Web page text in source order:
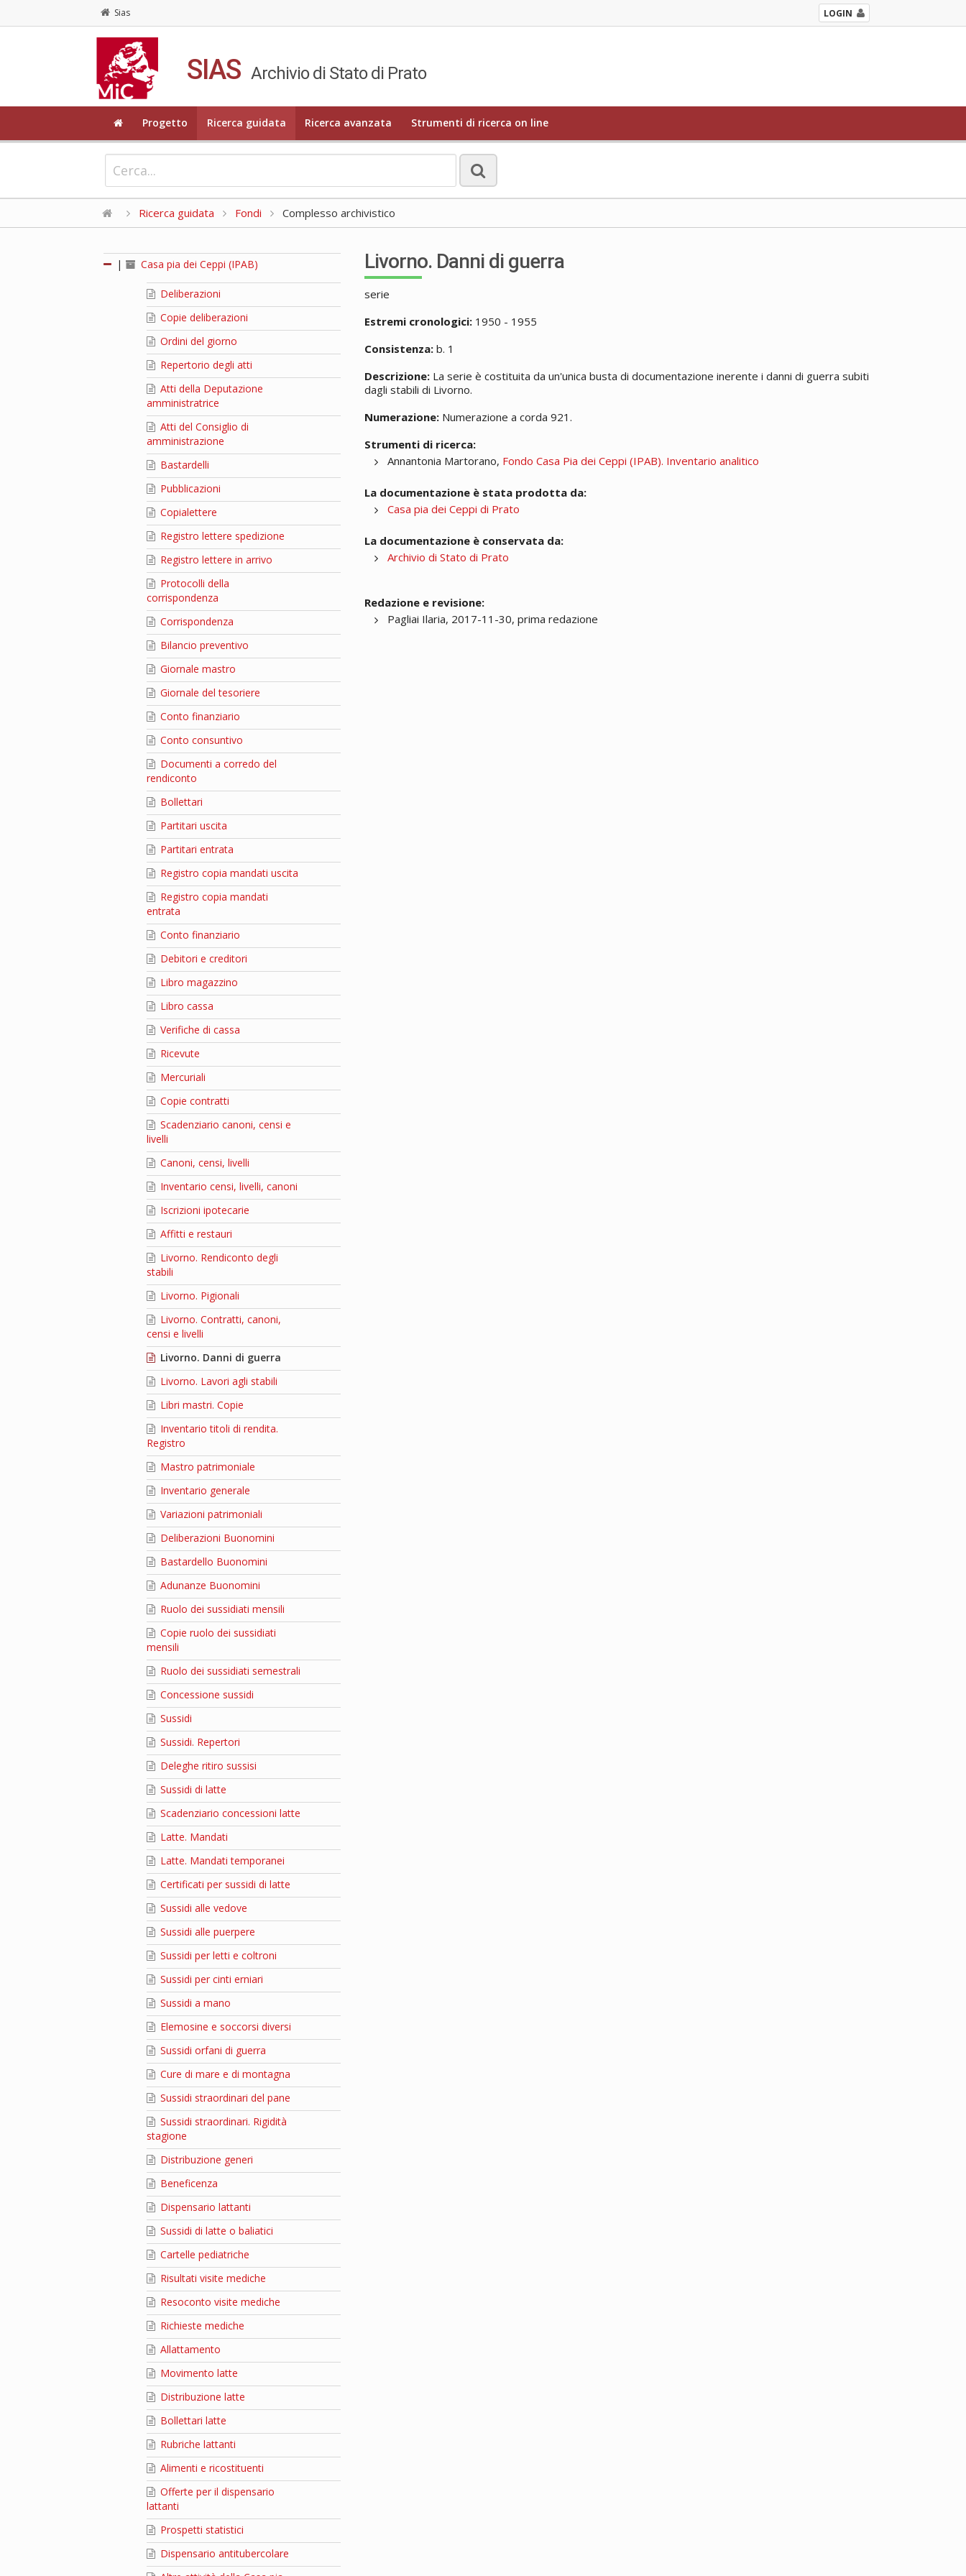
Sias LOGIN
SIAS Archivio di Stato di Prato
Progetto Ricerca guidata Ricerca avanzata Strumenti di ricerca on line
Ricerca guidata Fondi Complesso archivistico
| Casa pia dei Ceppi (IPAB)
Deliberazioni
Copie deliberazioni
Ordini del giorno
Repertorio degli atti
Atti della Deputazione
amministratrice
Atti del Consiglio di
amministrazione
Bastardelli
Pubblicazioni
Copialettere
Registro lettere spedizione
Registro lettere in arrivo
Protocolli della
corrispondenza
Corrispondenza
Bilancio preventivo
Giornale mastro
Giornale del tesoriere
Conto finanziario
Conto consuntivo
Documenti a corredo del
rendiconto
Bollettari
Partitari uscita
Partitari entrata
Registro copia mandati uscita
Registro copia mandati
entrata
Conto finanziario
Debitori e creditori
Libro magazzino
Libro cassa
Verifiche di cassa
Ricevute
Mercuriali
Copie contratti
Scadenziario canoni, censi e
livelli
Canoni, censi, livelli
Inventario censi, livelli, canoni
Iscrizioni ipotecarie
Affitti e restauri
Livorno. Rendiconto degli
stabili
Livorno. Pigionali
Livorno. Contratti, canoni,
censi e livelli
Livorno. Danni di guerra
Livorno. Lavori agli stabili
Libri mastri. Copie
Inventario titoli di rendita.
Registro
Mastro patrimoniale
Inventario generale
Variazioni patrimoniali
Deliberazioni Buonomini
Bastardello Buonomini
Adunanze Buonomini
Ruolo dei sussidiati mensili
Copie ruolo dei sussidiati
mensili
Ruolo dei sussidiati semestrali
Concessione sussidi
Sussidi
Sussidi. Repertori
Deleghe ritiro sussisi
Sussidi di latte
Scadenziario concessioni latte
Latte. Mandati
Latte. Mandati temporanei
Certificati per sussidi di latte
Sussidi alle vedove
Sussidi alle puerpere
Sussidi per letti e coltroni
Sussidi per cinti erniari
Sussidi a mano
Elemosine e soccorsi diversi
Sussidi orfani di guerra
Cure di mare e di montagna
Sussidi straordinari del pane
Sussidi straordinari. Rigidità
stagione
Distribuzione generi
Beneficenza
Dispensario lattanti
Sussidi di latte o baliatici
Cartelle pediatriche
Risultati visite mediche
Resoconto visite mediche
Richieste mediche
Allattamento
Movimento latte
Distribuzione latte
Bollettari latte
Rubriche lattanti
Alimenti e ricostituenti
Offerte per il dispensario
lattanti
Prospetti statistici
Dispensario antitubercolare
Livorno. Danni di guerra
serie
Estremi cronologici: 1950 - 1955
Consistenza: b. 1
Descrizione: La serie è costituita da un'unica busta di documentazione inerente i danni di guerra subiti
dagli stabili di Livorno.
Numerazione: Numerazione a corda 921.
Strumenti di ricerca:
Annantonia Martorano, Fondo Casa Pia dei Ceppi (IPAB). Inventario analitico
La documentazione è stata prodotta da:
Casa pia dei Ceppi di Prato
La documentazione è conservata da:
Archivio di Stato di Prato
Redazione e revisione:
Pagliai Ilaria, 2017-11-30, prima redazione